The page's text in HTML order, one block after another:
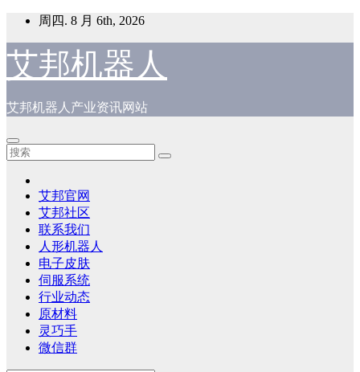
内
容
周四. 8 月 6th, 2026
艾邦机器人
艾邦机器人产业资讯网站
艾邦官网
艾邦社区
联系我们
人形机器人
电子皮肤
伺服系统
行业动态
原材料
灵巧手
微信群